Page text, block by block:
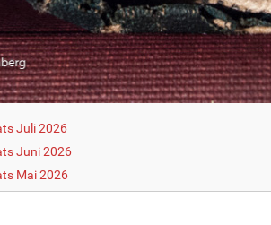
Juli 2026
Juni 2026
Mai 2026